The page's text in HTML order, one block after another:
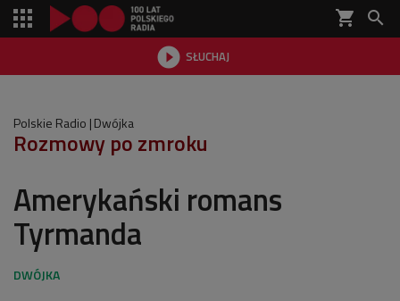
shopping_cart 
 SŁUCHAJ

Polskie Radio Dwójka
Rozmowy po zmroku
Amerykański romans
Tyrmanda